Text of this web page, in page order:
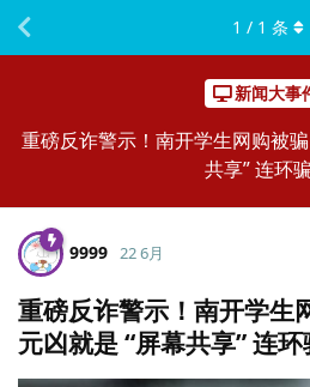
新闻大事
重磅反诈警示！南开学生网购被
共享” 连环
1 / 1 条
9999 22 6月
重磅反诈警示！南开学生
元凶就是 “屏幕共享” 连